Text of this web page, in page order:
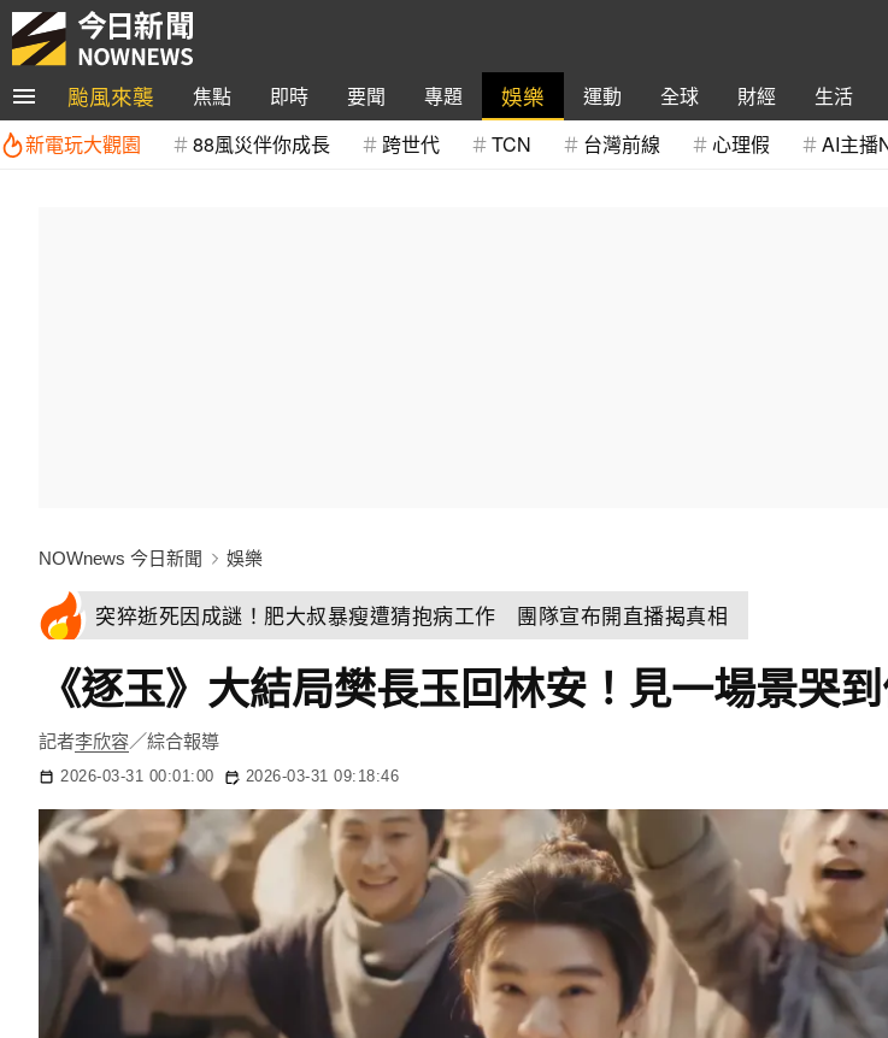
颱風來襲 焦點 即時 要聞 專題 娛樂 運動 全球 財經 生活
新電玩大觀園
88風災伴你成長 跨世代 TCN 台灣前線 心理假 AI主播
NOWnews 今日新聞 娛樂
突猝逝死因成謎！肥大叔暴瘦遭猜抱病工作 團隊宣布開直播揭真相
《逐玉》大結局樊長玉回林安！見一場景哭
記者李欣容／綜合報導
2026-03-31 00:01:00 2026-03-31 09:18:46